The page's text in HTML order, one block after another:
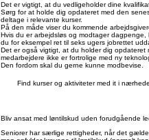
Det er vigtigt, at du vedligeholder dine
Sørg for at holde dig opdateret med den
deltage i relevante kurser.
På den måde viser du kommende
Hvis du er arbejdsløs og modtager
du for eksempel ret til seks ugers jobrettet
Det er også vigtigt, at du holder dig
medarbejdere ikke er fortrolige med ny
Den fordom skal du gerne kunne modbevise.
Find kurser og aktiviteter med it i
Bliv ansat med løntilskud uden forudgående
Seniorer har særlige rettigheder, når det